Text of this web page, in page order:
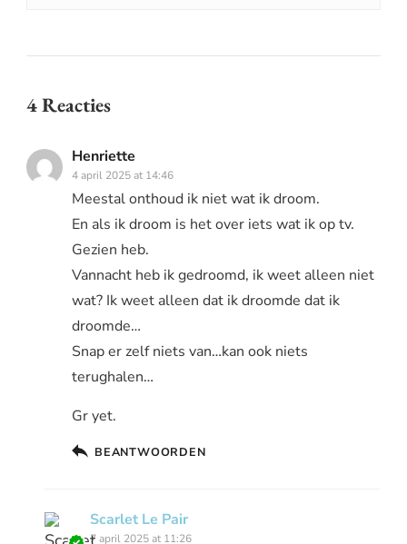
4 Reacties
Henriette
4 april 2025 at 14:46
Meestal onthoud ik niet wat ik droom.
En als ik droom is het over iets wat ik op tv.
Gezien heb.
Vannacht heb ik gedroomd, ik weet alleen niet
wat? Ik weet alleen dat ik droomde dat ik
droomde…
Snap er zelf niets van…kan ook niets
terughalen…
Gr yet.
BEANTWOORDEN
Scarlet Le Pair
7 april 2025 at 11:26